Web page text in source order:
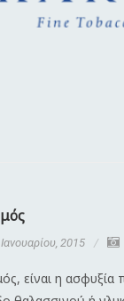
2015
είναι η